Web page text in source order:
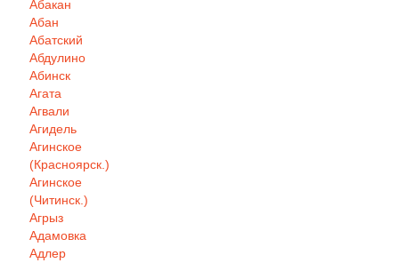
Абакан
Абан
Абатский
Абдулино
Абинск
Агата
Агвали
Агидель
Агинское
(Красноярск.)
Агинское
(Читинск.)
Агрыз
Адамовка
Адлер